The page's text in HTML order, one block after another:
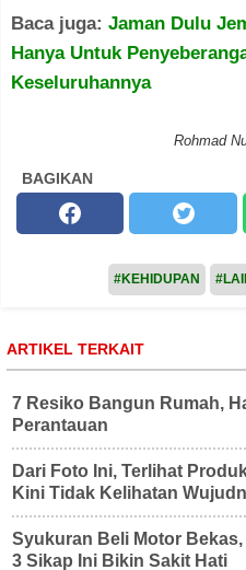
Baca juga: Jaman Dulu
Hanya Untuk
Keseluruhannya
Rohmad
BAGIKAN
#KEHIDUPAN
ARTIKEL TERKAIT
7 Resiko Bangun Rumah,
Perantauan
Dari Foto Ini, Terlihat
Kini Tidak Kelihatan
Syukuran Beli Motor
3 Sikap Ini Bikin Sakit Hati